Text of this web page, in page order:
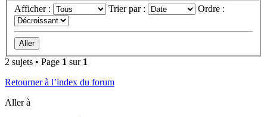
Afficher :
Trier par : Ordre :
2 sujets • Page 1 sur 1
Retourner à l’index du forum
Aller à